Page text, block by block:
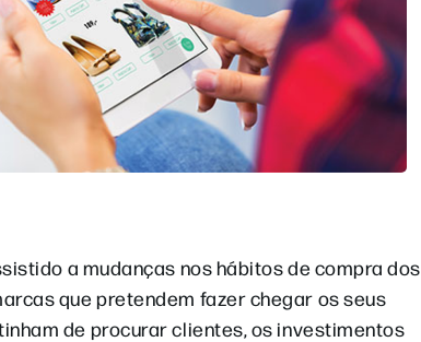
a mudanças nos hábitos de compra dos
que pretendem fazer chegar os seus
de procurar clientes, os investimentos